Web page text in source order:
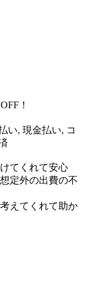
！
い, 現金払い, コ
てくれて安心
定外の出費の不
えてくれて助か